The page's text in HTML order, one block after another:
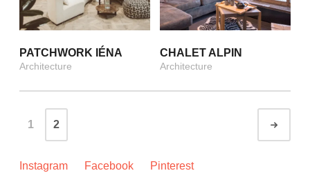
PATCHWORK IÉNA
Architecture
CHALET ALPIN
Architecture
navigation
1 2
Instagram Facebook Pinterest